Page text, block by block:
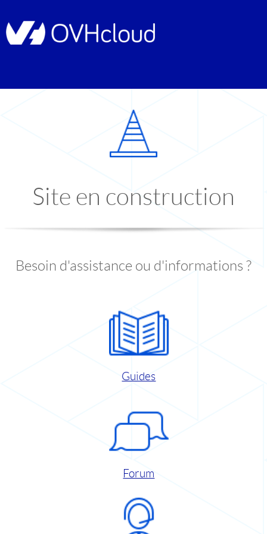
Site en construction
Besoin d'assistance ou d'informations ?
Guides
Forum